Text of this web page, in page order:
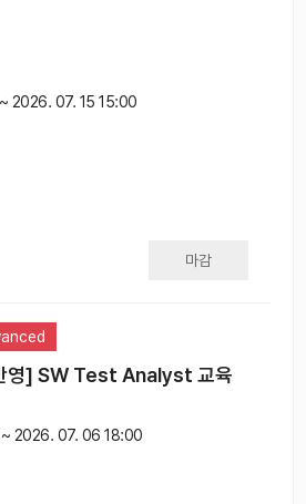
2026. 07. 15 15:00
마감
영] SW Test Analyst 교육
2026. 07. 06 18:00